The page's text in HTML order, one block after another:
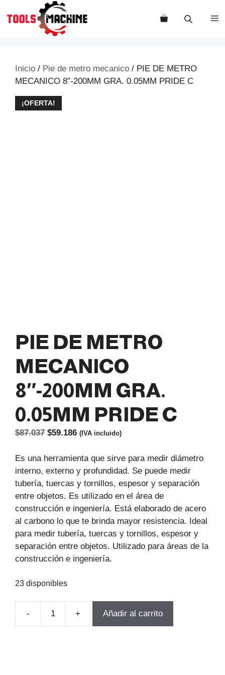
Inicio / Pie de metro mecanico / PIE DE METRO
MECANICO 8″-200MM GRA. 0.05MM PRIDE C
¡OFERTA!
PIE DE METRO
MECANICO
8″-200MM GRA.
0.05MM PRIDE C
$87.037 El
original
era:
$87.037.
$59.186El
actual
es:
$59.186.
(IVA incluido)
Es una herramienta que sirve para medir diámetro
interno, externo y profundidad. Se puede medir
tubería, tuercas y tornillos, espesor y separación
entre objetos. Es utilizado en el área de
construcción e ingeniería. Está elaborado de acero
al carbono lo que te brinda mayor resistencia. Ideal
para medir tubería, tuercas y tornillos, espesor y
separación entre objetos. Utilizado para áreas de la
construcción e ingeniería.
23 disponibles
- + Añadir al carrito